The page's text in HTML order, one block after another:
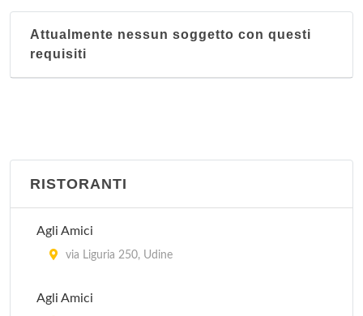
Attualmente nessun soggetto con questi
requisiti
RISTORANTI
Agli Amici
via Liguria 250, Udine
Agli Amici